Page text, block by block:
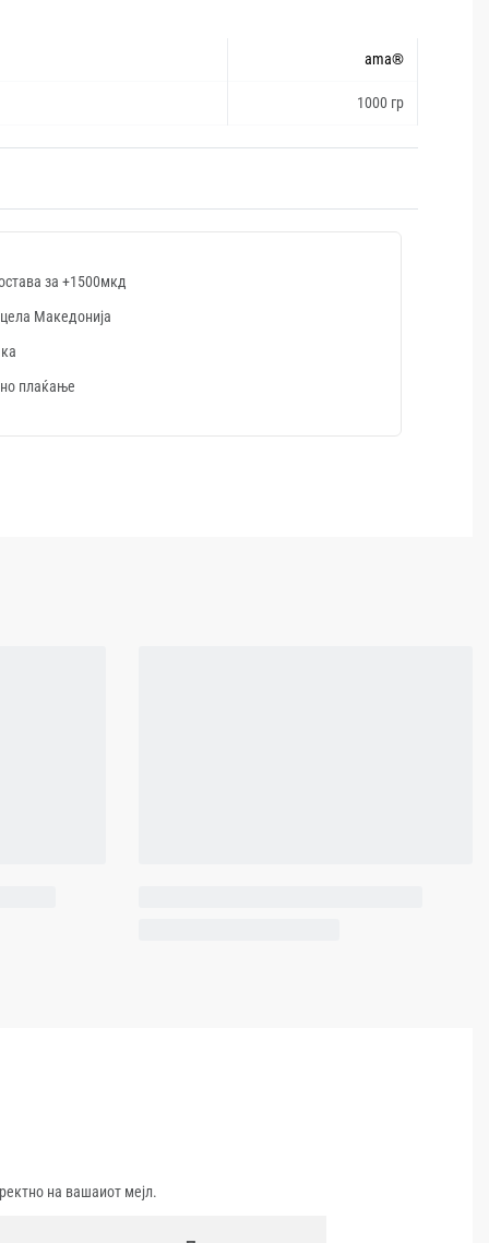
ama®
1000 гр
за +1500мкд
Македонија
плаќање
на вашаиот мејл.